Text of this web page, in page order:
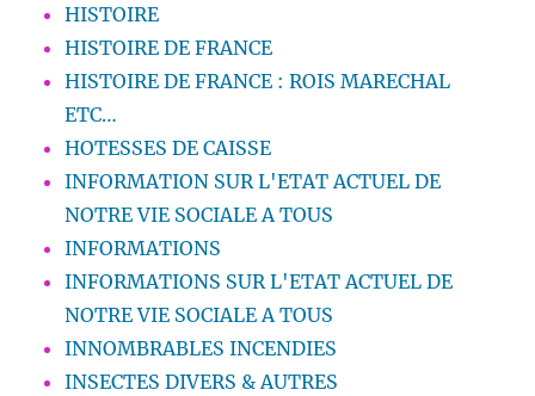
HISTOIRE
HISTOIRE DE FRANCE
HISTOIRE DE FRANCE : ROIS MARECHAL
ETC…
HOTESSES DE CAISSE
INFORMATION SUR L'ETAT ACTUEL DE
NOTRE VIE SOCIALE A TOUS
INFORMATIONS
INFORMATIONS SUR L'ETAT ACTUEL DE
NOTRE VIE SOCIALE A TOUS
INNOMBRABLES INCENDIES
INSECTES DIVERS & AUTRES